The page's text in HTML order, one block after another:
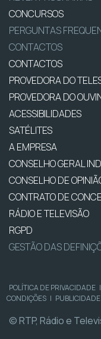
CONCURSOS
PERGUNTAS
CONTACTOS
CONTACTOS
PROVEDORA DO
PROVEDORA DO
ACESSIBILIDADES
SATÉLITES
A EMPRESA
CONSELHO GERAL
CONSELHO DE
CONTRATO DE
RÁDIO E TELEVISÃO
RGPD
GESTÃO DAS
POLÍTICA DE PRIVACIDADE |
CONDIÇÕES | PUBLICIDADE
© RTP, Rádio e